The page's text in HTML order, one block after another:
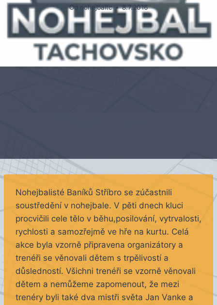
Od nohejbaltc 8.7.2016
Nohejbalisté Baníků Stříbro se zúčastnili
soustředění v nohejbale. V pěti dnech kluci
procvičili cele tělo v běhu,posilování, vytrvalosti,
rychlosti a samozřejmě ve hře na kurtu. Celá
akce byla vzorně připravena organizátory a
trenéři se věnovali dětem s trpělivostí a
důsledností. Všichni trenéři se vzorně věnovali
dětem a nemůžeme zapomenout, že mezi
trenéry byli také dva mistři světa Jan Vanke a